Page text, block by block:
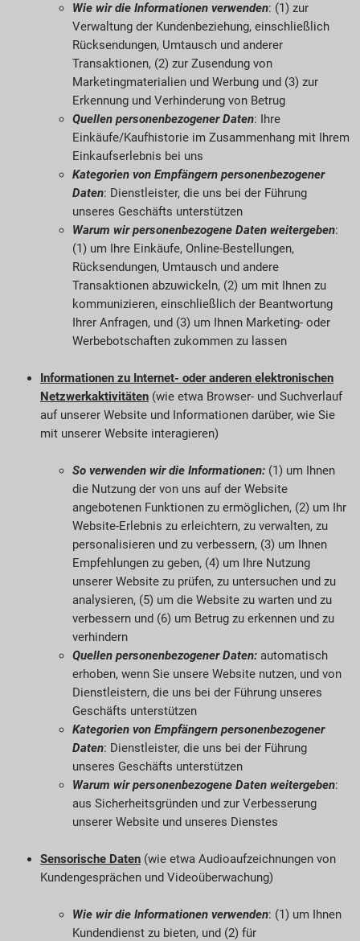
Wie wir die Informationen verwenden: (1) zur
Verwaltung der Kundenbeziehung, einschließlich
Rücksendungen, Umtausch und anderer
Transaktionen, (2) zur Zusendung von
Marketingmaterialien und Werbung und (3) zur
Erkennung und Verhinderung von Betrug
Quellen personenbezogener Daten: Ihre
Einkäufe/Kaufhistorie im Zusammenhang mit Ihrem
Einkaufserlebnis bei uns
Kategorien von Empfängern personenbezogener
Daten: Dienstleister, die uns bei der Führung
unseres Geschäfts unterstützen
Warum wir personenbezogene Daten weitergeben:
(1) um Ihre Einkäufe, Online-Bestellungen,
Rücksendungen, Umtausch und andere
Transaktionen abzuwickeln, (2) um mit Ihnen zu
kommunizieren, einschließlich der Beantwortung
Ihrer Anfragen, und (3) um Ihnen Marketing- oder
Werbebotschaften zukommen zu lassen
Informationen zu Internet- oder anderen elektronischen
Netzwerkaktivitäten (wie etwa Browser- und Suchverlauf
auf unserer Website und Informationen darüber, wie Sie
mit unserer Website interagieren)
So verwenden wir die Informationen: (1) um Ihnen
die Nutzung der von uns auf der Website
angebotenen Funktionen zu ermöglichen, (2) um Ihr
Website-Erlebnis zu erleichtern, zu verwalten, zu
personalisieren und zu verbessern, (3) um Ihnen
Empfehlungen zu geben, (4) um Ihre Nutzung
unserer Website zu prüfen, zu untersuchen und zu
analysieren, (5) um die Website zu warten und zu
verbessern und (6) um Betrug zu erkennen und zu
verhindern
Quellen personenbezogener Daten: automatisch
erhoben, wenn Sie unsere Website nutzen, und von
Dienstleistern, die uns bei der Führung unseres
Geschäfts unterstützen
Kategorien von Empfängern personenbezogener
Daten: Dienstleister, die uns bei der Führung
unseres Geschäfts unterstützen
Warum wir personenbezogene Daten weitergeben:
aus Sicherheitsgründen und zur Verbesserung
unserer Website und unseres Dienstes
Sensorische Daten (wie etwa Audioaufzeichnungen von
Kundengesprächen und Videoüberwachung)
Wie wir die Informationen verwenden: (1) um Ihnen
Kundendienst zu bieten, und (2) für